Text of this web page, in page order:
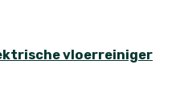
vloerreiniger